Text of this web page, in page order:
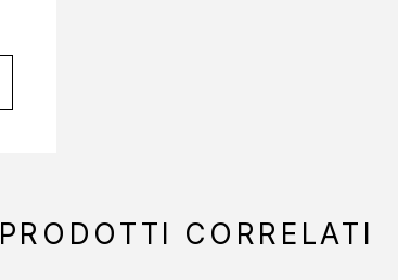
PRODOTTI CORRELATI